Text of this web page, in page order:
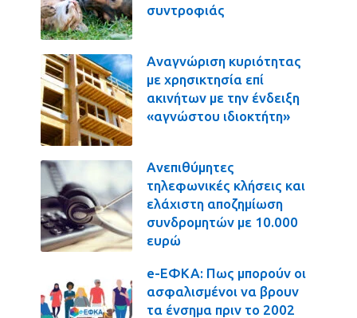
συντροφιάς
Αναγνώριση κυριότητας
με χρησικτησία επί
ακινήτων με την ένδειξη
«αγνώστου ιδιοκτήτη»
Ανεπιθύμητες
τηλεφωνικές κλήσεις και
ελάχιστη αποζημίωση
συνδρομητών με 10.000
ευρώ
e-ΕΦΚΑ: Πως μπορούν οι
ασφαλισμένοι να βρουν
τα ένσημα πριν το 2002